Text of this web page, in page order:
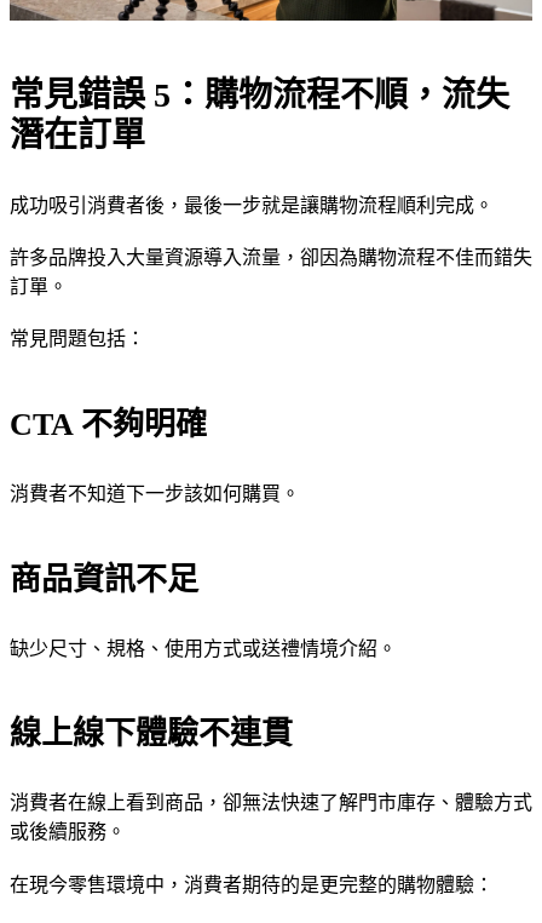
常見錯誤 5：購物流程不順，流失
潛在訂單
成功吸引消費者後，最後一步就是讓購物流程順利完成。
許多品牌投入大量資源導入流量，卻因為購物流程不佳而錯失
訂單。
常見問題包括：
CTA 不夠明確
消費者不知道下一步該如何購買。
商品資訊不足
缺少尺寸、規格、使用方式或送禮情境介紹。
線上線下體驗不連貫
消費者在線上看到商品，卻無法快速了解門市庫存、體驗方式
或後續服務。
在現今零售環境中，消費者期待的是更完整的購物體驗：